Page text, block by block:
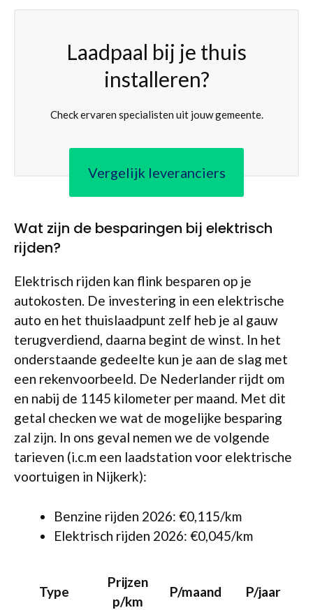
Laadpaal bij je thuis
installeren?
Check ervaren specialisten uit jouw gemeente.
Vergelijk leveranciers
Wat zijn de besparingen bij elektrisch
rijden?
Elektrisch rijden kan flink besparen op je
autokosten. De investering in een elektrische
auto en het thuislaadpunt zelf heb je al gauw
terugverdiend, daarna begint de winst. In het
onderstaande gedeelte kun je aan de slag met
een rekenvoorbeeld. De Nederlander rijdt om
en nabij de 1145 kilometer per maand. Met dit
getal checken we wat de mogelijke besparing
zal zijn. In ons geval nemen we de volgende
tarieven (i.c.m een laadstation voor elektrische
voortuigen in Nijkerk):
Benzine rijden 2026: €0,115/km
Elektrisch rijden 2026: €0,045/km
Type
Prijzen
p/km
P/maand P/jaar